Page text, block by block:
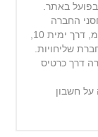
באתר.
החברה
דרך כרטיס
על חשבון